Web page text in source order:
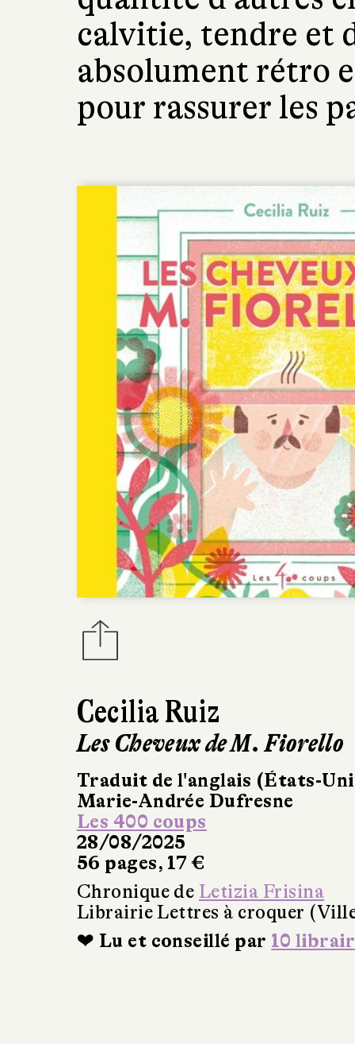
Cecilia Ruiz
Les Cheveux de M. Fiorello
Traduit de l'anglais (États-
Marie-Andrée Dufresne
Les 400 coups
28/08/2025
56 pages, 17 €
Chronique de Letizia Frisina
Librairie Lettres à croquer
❤ Lu et conseillé par 10
calvitie, tendre et
absolument rétro
pour rassurer les